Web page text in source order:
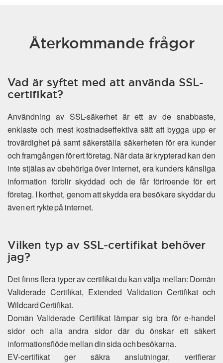
Återkommande frågor
Vad är syftet med att använda SSL-
certifikat?
Användning av SSL-säkerhet är ett av de snabbaste,
enklaste och mest kostnadseffektiva sätt att bygga upp er
trovärdighet på samt säkerställa säkerheten för era kunder
och framgången för ert företag. När data är krypterad kan den
inte stjälas av obehöriga över internet, era kunders känsliga
information förblir skyddad och de får förtroende för ert
företag. I korthet, genom att skydda era besökare skyddar du
även ert rykte på internet.
Vilken typ av SSL-certifikat behöver
jag?
Det finns flera typer av certifikat du kan välja mellan: Domän
Validerade Certifikat, Extended Validation Certifikat och
Wildcard Certifikat.
Domän Validerade Certifikat lämpar sig bra för e-handel
sidor och alla andra sidor där du önskar ett säkert
informationsflöde mellan din sida och besökarna.
EV-certifikat ger säkra anslutningar, verifierar